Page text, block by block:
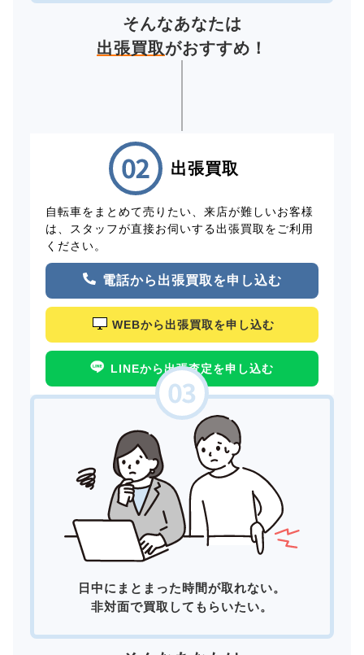
そんなあなたは
出張買取がおすすめ！
出張買取
自転車をまとめて売りたい、来店が難しいお客様
は、スタッフが直接お伺いする出張買取をご利用
ください。
電話から出張買取を申し込む
WEBから出張買取を申し込む
LINEから出張査定を申し込む
日中にまとまった時間が取れない。
非対面で買取してもらいたい。